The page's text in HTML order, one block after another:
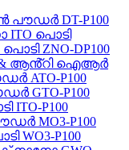
DT-P100
ITO പൊടി
ZNO-DP100
& ആൻ്റി ഐആർ
ATO-P100
GTO-P100
ITO-P100
MO3-P100
WO3-P100